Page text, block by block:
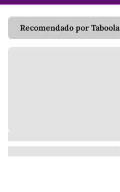
Recomendado por Taboola